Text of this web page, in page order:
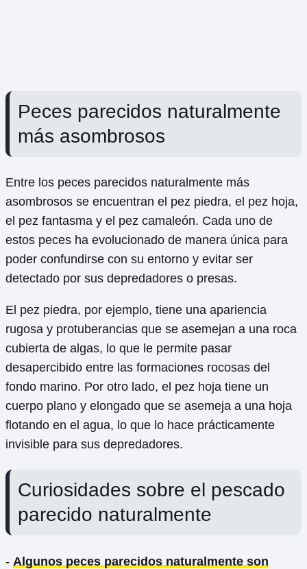
Peces parecidos naturalmente
más asombrosos
Entre los peces parecidos naturalmente más
asombrosos se encuentran el pez piedra, el pez hoja,
el pez fantasma y el pez camaleón. Cada uno de
estos peces ha evolucionado de manera única para
poder confundirse con su entorno y evitar ser
detectado por sus depredadores o presas.
El pez piedra, por ejemplo, tiene una apariencia
rugosa y protuberancias que se asemejan a una roca
cubierta de algas, lo que le permite pasar
desapercibido entre las formaciones rocosas del
fondo marino. Por otro lado, el pez hoja tiene un
cuerpo plano y elongado que se asemeja a una hoja
flotando en el agua, lo que lo hace prácticamente
invisible para sus depredadores.
Curiosidades sobre el pescado
parecido naturalmente
- Algunos peces parecidos naturalmente son